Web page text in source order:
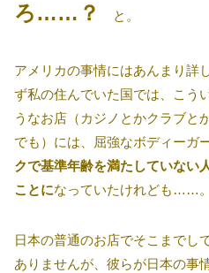
ろ……？
と。
アメリカの事情にはあんまり詳
ず私の住んでいた国では、こう
うなお店（カジノとかクラブと
でも）には、屈強なボディーガ
クで基準年齢を満たしていない
ことになっていたけれども……。
日本の普通のお店でそこまでし
ありませんが、彼らが日本の事